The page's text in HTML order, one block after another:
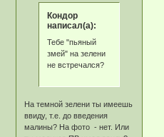
Кондор
написал(а):
Тебе "пьяный
змей" на зелени
не встречался?
На темной зелени ты имеешь
ввиду, т.е. до введения
малины? На фото - нет. Или